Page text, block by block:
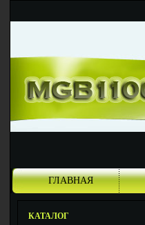
ГЛАВНАЯ
КАТАЛОГ